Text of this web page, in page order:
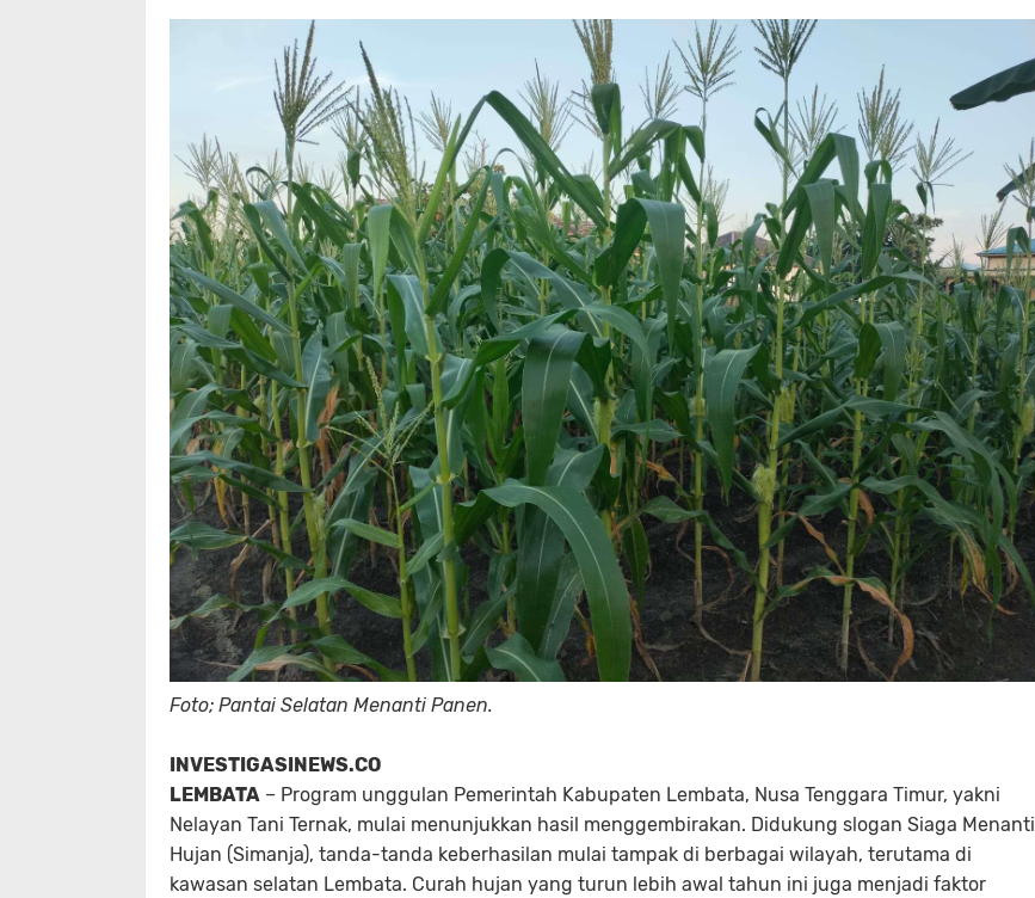
Foto; Pantai Selatan Menanti Panen.
INVESTIGASINEWS.CO
LEMBATA – Program unggulan Pemerintah Kabupaten Lembata, Nusa Tenggara Timur, yakni
Nelayan Tani Ternak, mulai menunjukkan hasil menggembirakan. Didukung slogan Siaga Menanti
Hujan (Simanja), tanda-tanda keberhasilan mulai tampak di berbagai wilayah, terutama di
kawasan selatan Lembata. Curah hujan yang turun lebih awal tahun ini juga menjadi faktor